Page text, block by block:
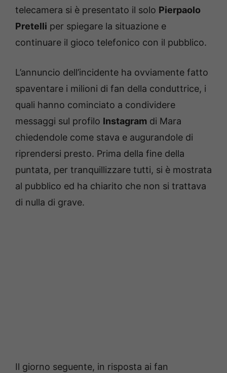
telecamera si è presentato il solo Pierpaolo
Pretelli per spiegare la situazione e
continuare il gioco telefonico con il pubblico.
L’annuncio dell’incidente ha ovviamente fatto
spaventare i milioni di fan della conduttrice, i
quali hanno cominciato a condividere
messaggi sul profilo Instagram di Mara
chiedendole come stava e augurandole di
riprendersi presto. Prima della fine della
puntata, per tranquillizzare tutti, si è mostrata
al pubblico ed ha chiarito che non si trattava
di nulla di grave.
Il giorno seguente, in risposta ai fan